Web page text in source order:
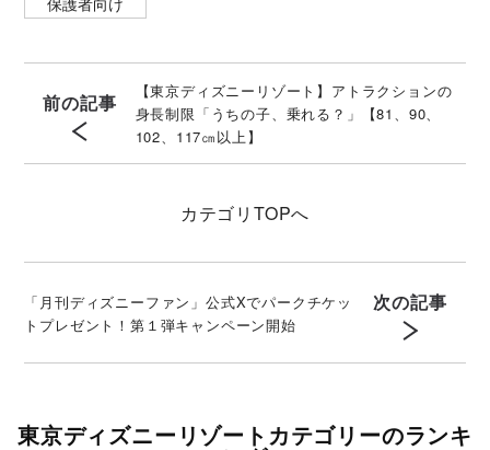
前の記事
【東京ディズニーリゾート】アトラクションの
身長制限「うちの子、乗れる？」【81、90、
102、117㎝以上】
カテゴリ TOPへ
「月刊ディズニーファン」公式Xでパークチケッ
トプレゼント！第１弾キャンペーン開始
次の記事
東京ディズニーリゾートカテゴリーのランキ